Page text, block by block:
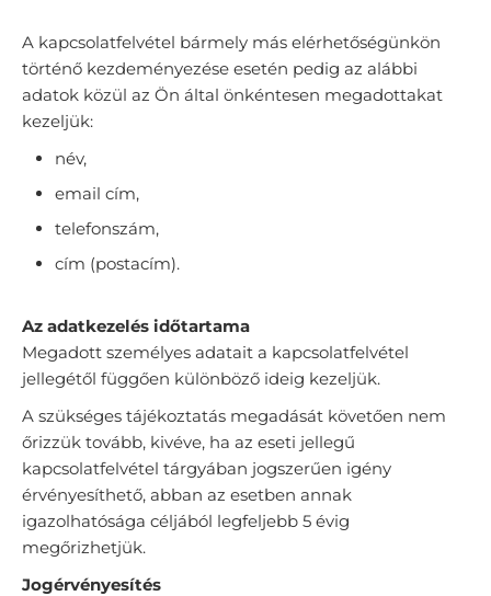
A kapcsolatfelvétel bármely más elérhetőségünkön
történő kezdeményezése esetén pedig az alábbi
adatok közül az Ön által önkéntesen megadottakat
kezeljük:
név,
email cím,
telefonszám,
cím (postacím).
Az adatkezelés időtartama
Megadott személyes adatait a kapcsolatfelvétel
jellegétől függően különböző ideig kezeljük.
A szükséges tájékoztatás megadását követően nem
őrizzük tovább, kivéve, ha az eseti jellegű
kapcsolatfelvétel tárgyában jogszerűen igény
érvényesíthető, abban az esetben annak
igazolhatósága céljából legfeljebb 5 évig
megőrizhetjük.
Jogérvényesítés